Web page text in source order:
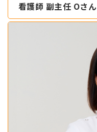
看護師 副主任 Oさん